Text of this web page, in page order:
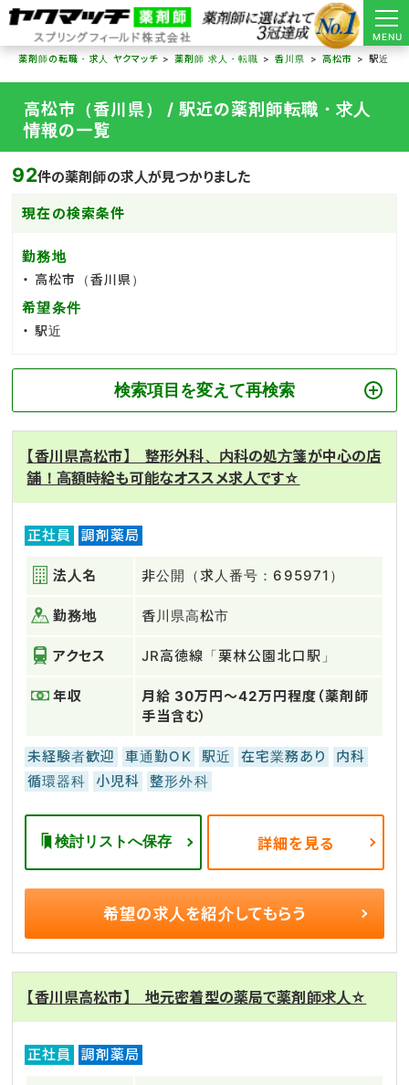
MENU
薬剤師の転職・求人 ヤクマッチ
薬剤師 求人・転職 香川県 高松市 駅近
高松市（香川県） / 駅近の薬剤師転職・求人
情報の一覧
92件の薬剤師の求人が見つかりました
現在の検索条件
勤務地
高松市（香川県）
希望条件
駅近
検索項目を変えて再検索
【香川県高松市】 整形外科、内科の処方箋が中心の店
舗！高額時給も可能なオススメ求人です☆
正社員 調剤薬局
法人名 非公開（求人番号：695971）
勤務地 香川県高松市
アクセス JR高徳線「栗林公園北口駅」
年収
月給 30万円～42万円程度（薬剤師
手当含む）
未経験者歓迎 車通勤OK 駅近 在宅業務あり
内科
循環器科
小児科 整形外科
検討リストへ保存 詳細を見る
希望の求人を紹介してもらう
【香川県高松市】 地元密着型の薬局で薬剤師求人☆
正社員 調剤薬局